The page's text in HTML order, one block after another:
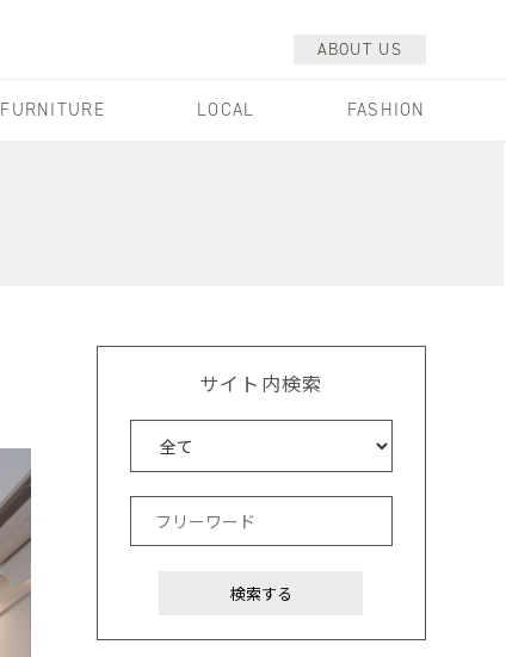
ABOUT US
FURNITURE LOCAL FASHION
サイト内検索